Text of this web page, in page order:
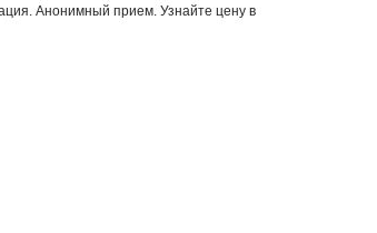
Анонимный прием. Узнайте цену в